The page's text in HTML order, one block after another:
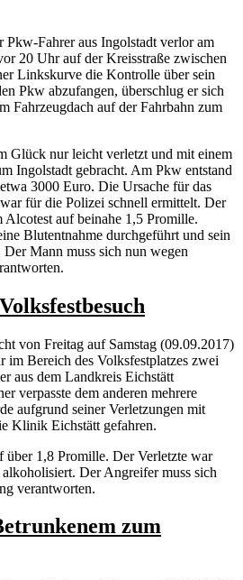
Pkw-Fahrer aus Ingolstadt verlor am
20 Uhr auf der Kreisstraße zwischen
Linkskurve die Kontrolle über sein
Pkw abzufangen, überschlug er sich
Fahrzeugdach auf der Fahrbahn zum
Glück nur leicht verletzt und mit einem
Ingolstadt gebracht. Am Pkw entstand
3000 Euro. Die Ursache für das
für die Polizei schnell ermittelt. Der
Alcotest auf beinahe 1,5 Promille.
Blutentnahme durchgeführt und sein
Mann muss sich nun wegen
von Freitag auf Samstag (09.09.2017)
im Bereich des Volksfestplatzes zwei
aus dem Landkreis Eichstätt
verpasste dem anderen mehrere
aufgrund seiner Verletzungen mit
Klinik Eichstätt gefahren.
über 1,8 Promille. Der Verletzte war
Der Angreifer muss sich
verantworten.
zum